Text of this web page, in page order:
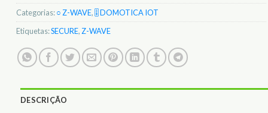
Categorias:○ Z-WAVE, 🎚️ DOMOTICA IOT
Etiquetas:SECURE,Z-WAVE
DESCRIÇÃO